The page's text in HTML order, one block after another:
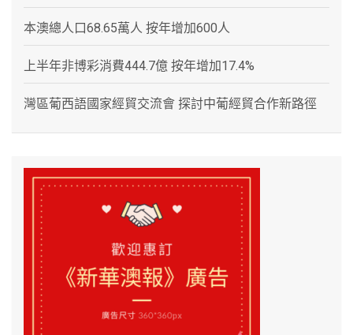
本澳總人口68.65萬人 按年增加600人
上半年非博彩消費444.7億 按年增加17.4%
灣區葡西語國家經貿交流會 探討中葡經貿合作新路徑